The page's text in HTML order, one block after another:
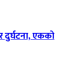
दुर्घटना, एकको